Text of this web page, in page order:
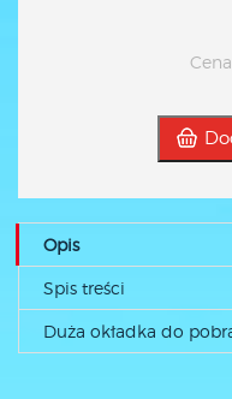
Opis
Spis treści
Duża okładka do